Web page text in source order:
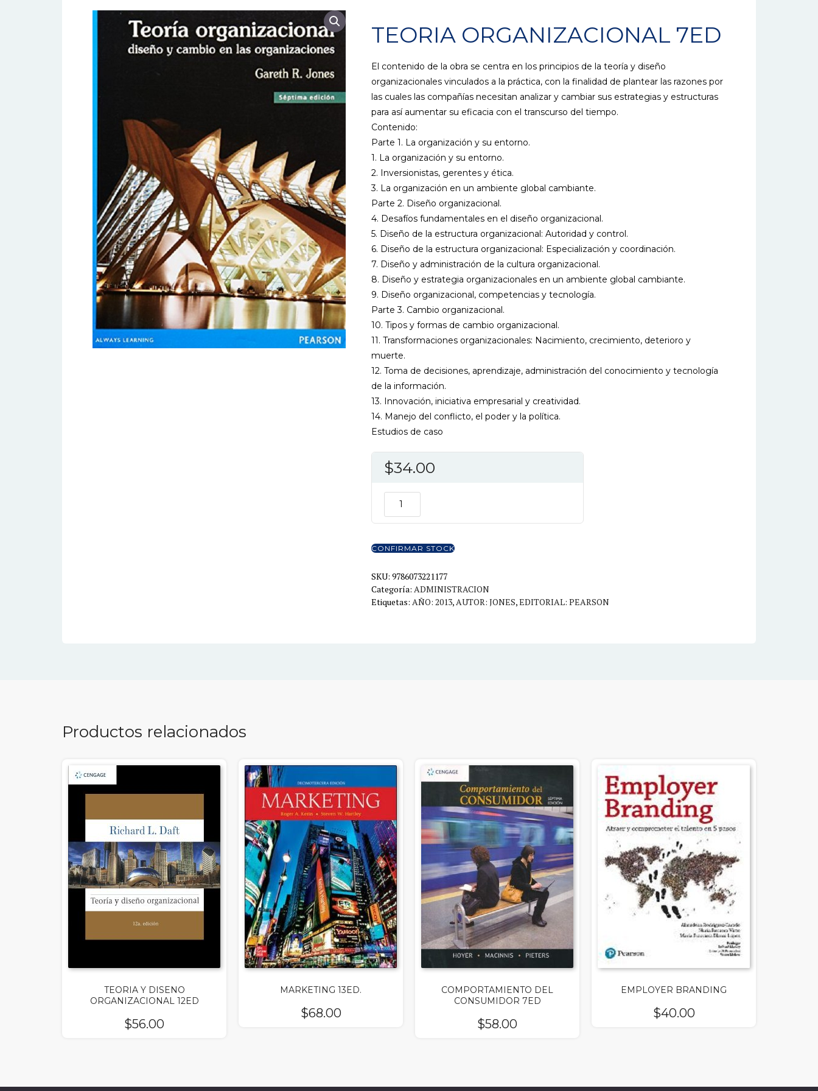
TEORIA ORGANIZACIONAL 7ED
El contenido de la obra se centra en los principios de la teoría y diseño
organizacionales vinculados a la práctica, con la finalidad de plantear las razones por
las cuales las compañías necesitan analizar y cambiar sus estrategias y estructuras
para así aumentar su eficacia con el transcurso del tiempo.
Contenido:
Parte 1. La organización y su entorno.
1. La organización y su entorno.
2. Inversionistas, gerentes y ética.
3. La organización en un ambiente global cambiante.
Parte 2. Diseño organizacional.
4. Desafíos fundamentales en el diseño organizacional.
5. Diseño de la estructura organizacional: Autoridad y control.
6. Diseño de la estructura organizacional: Especialización y coordinación.
7. Diseño y administración de la cultura organizacional.
8. Diseño y estrategia organizacionales en un ambiente global cambiante.
9. Diseño organizacional, competencias y tecnología.
Parte 3. Cambio organizacional.
10. Tipos y formas de cambio organizacional.
11. Transformaciones organizacionales: Nacimiento, crecimiento, deterioro y
muerte.
12. Toma de decisiones, aprendizaje, administración del conocimiento y tecnología
de la información.
13. Innovación, iniciativa empresarial y creatividad.
14. Manejo del conflicto, el poder y la política.
Estudios de caso
$34.00
TEORIA
ORGANIZACIONAL
cantidad
CONFIRMAR STOCK
SKU: 9786073221177
Categoría: ADMINISTRACION
Etiquetas: AÑO: 2013,AUTOR: JONES,EDITORIAL: PEARSON
Productos relacionados
TEORIA Y DISENO
ORGANIZACIONAL 12ED
$56.00
MARKETING 13ED.
$68.00
COMPORTAMIENTO DEL
CONSUMIDOR 7ED
$58.00
EMPLOYER BRANDING
$40.00